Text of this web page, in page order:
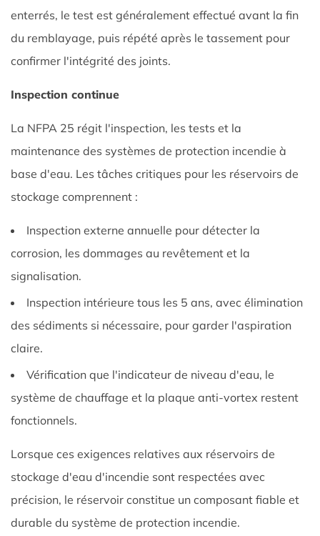
enterrés, le test est généralement effectué avant la fin
du remblayage, puis répété après le tassement pour
confirmer l'intégrité des joints.
Inspection continue
La NFPA 25 régit l'inspection, les tests et la
maintenance des systèmes de protection incendie à
base d'eau. Les tâches critiques pour les réservoirs de
stockage comprennent :
Inspection externe annuelle pour détecter la
corrosion, les dommages au revêtement et la
signalisation.
Inspection intérieure tous les 5 ans, avec élimination
des sédiments si nécessaire, pour garder l'aspiration
claire.
Vérification que l'indicateur de niveau d'eau, le
système de chauffage et la plaque anti-vortex restent
fonctionnels.
Lorsque ces exigences relatives aux réservoirs de
stockage d'eau d'incendie sont respectées avec
précision, le réservoir constitue un composant fiable et
durable du système de protection incendie.